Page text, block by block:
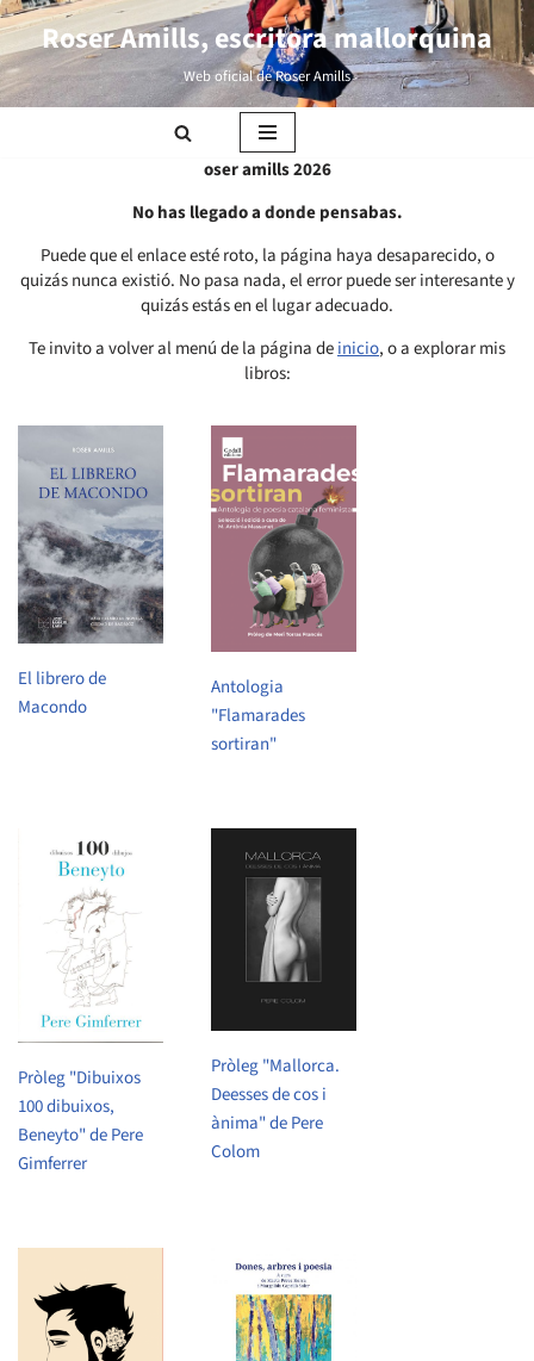
Saltar
al
Roser Amills, escritora mallorquina
Web oficial de Roser Amills
oser amills 2026
No has llegado a donde pensabas.
Puede que el enlace esté roto, la página haya desaparecido, o
quizás nunca existió. No pasa nada, el error puede ser interesante y
quizás estás en el lugar adecuado.
Te invito a volver al menú de la página deinicio, o a explorar mis
libros:
El librero de
Macondo
Antologia
"Flamarades
sortiran"
Pròleg "Dibuixos
100 dibuixos,
Beneyto" de Pere
Gimferrer
Pròleg "Mallorca.
Deesses de cos i
ànima" de Pere
Colom